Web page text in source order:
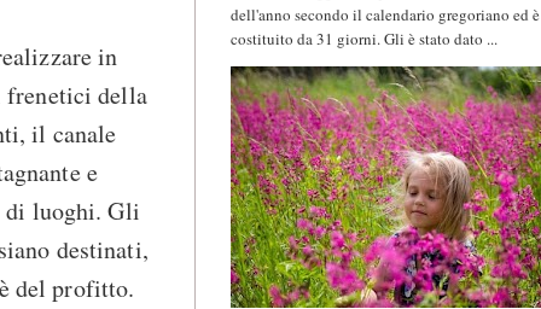
in
frenetici della
il canale
e
di luoghi. Gli
destinati,
del profitto.
dell'anno secondo il calendario gregoriano ed è
costituito da 31 giorni. Gli è stato dato ...